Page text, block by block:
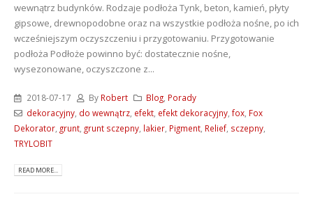
wewnątrz budynków. Rodzaje podłoża Tynk, beton, kamień, płyty
gipsowe, drewnopodobne oraz na wszystkie podłoża nośne, po ich
wcześniejszym oczyszczeniu i przygotowaniu. Przygotowanie
podłoża Podłoże powinno być: dostatecznie nośne,
wysezonowane, oczyszczone z...
2018-07-17 By Robert Blog Porady
dekoracyjny, do wewnątrz, efekt, efekt dekoracyjny, fox, Fox
Dekorator grunt grunt sczepny lakier Pigment Relief, sczepny
TRYLOBIT
READ MORE...